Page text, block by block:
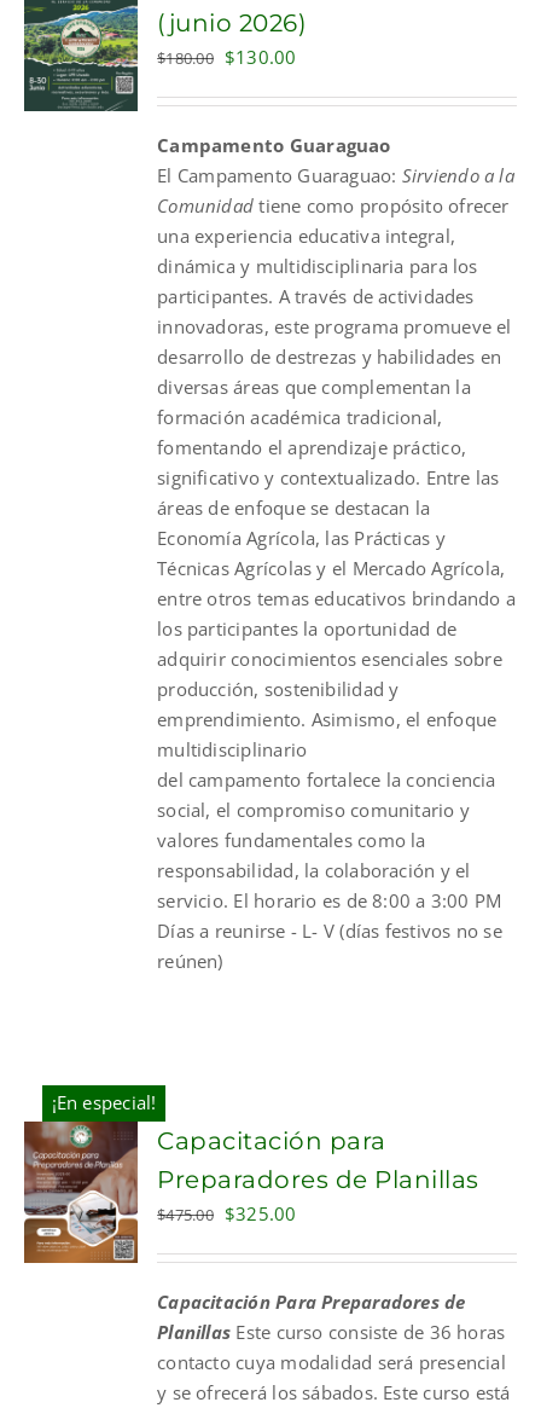
ADD TO
CART
(junio 2026)
$180.00 Original
$180.00.
$130.00
$130.00.
Campamento Guaraguao
El Campamento Guaraguao: Sirviendo a la
Comunidad tiene como propósito ofrecer
una experiencia educativa integral,
dinámica y multidisciplinaria para los
participantes. A través de actividades
innovadoras, este programa promueve el
desarrollo de destrezas y habilidades en
diversas áreas que complementan la
formación académica tradicional,
fomentando el aprendizaje práctico,
significativo y contextualizado. Entre las
áreas de enfoque se destacan la
Economía Agrícola, las Prácticas y
Técnicas Agrícolas y el Mercado Agrícola,
entre otros temas educativos brindando a
los participantes la oportunidad de
adquirir conocimientos esenciales sobre
producción, sostenibilidad y
emprendimiento. Asimismo, el enfoque
multidisciplinario
del campamento fortalece la conciencia
social, el compromiso comunitario y
valores fundamentales como la
responsabilidad, la colaboración y el
servicio. El horario es de 8:00 a 3:00 PM
Días a reunirse - L- V (días festivos no se
reúnen)
¡En especial!
ADD TO
CART
Capacitación para
Preparadores de Planillas
$475.00 Original
$475.00.
$325.00
$325.00.
Capacitación Para Preparadores de
Planillas Este curso consiste de 36 horas
contacto cuya modalidad será presencial
y se ofrecerá los sábados. Este curso está